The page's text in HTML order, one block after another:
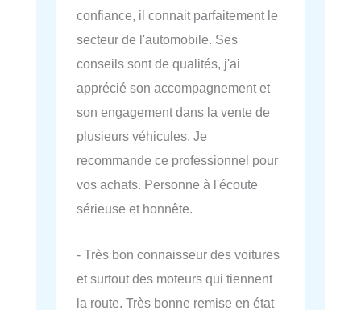
confiance, il connait parfaitement le
secteur de l'automobile. Ses
conseils sont de qualités, j'ai
apprécié son accompagnement et
son engagement dans la vente de
plusieurs véhicules. Je
recommande ce professionnel pour
vos achats. Personne à l'écoute
sérieuse et honnête.
- Très bon connaisseur des voitures
et surtout des moteurs qui tiennent
la route. Très bonne remise en état